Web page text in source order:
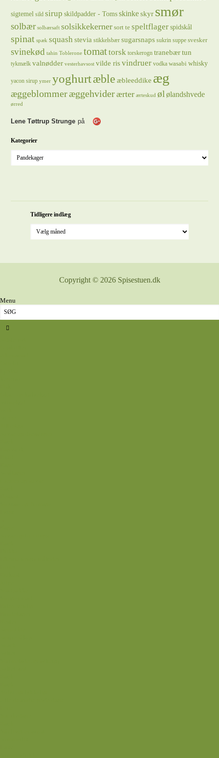
sigtemel sild sirup skildpadder - Toms skinke skyr smør
solbær solbærsaft solsikkekerner sort te speltflager spidskål
spinat spæk squash stevia stikkelsbær sugarsnaps sukrin suppe svesker
svinekød tahin Toblerone tomattorsk torskerogn tranebærtun
tykmælk valnødder vesterhavsost vilde ris vindruer vodka wasabi whisky
yacon sirup ymer yoghurtæble æbleeddike æg
æggeblommeræggehviderærter ærteskud øl ølandshvede
ørred
Lene Tøttrup Strunge på
Kategorier
Tidligere indlæg
Copyright © 2026 Spisestuen.dk
Menu